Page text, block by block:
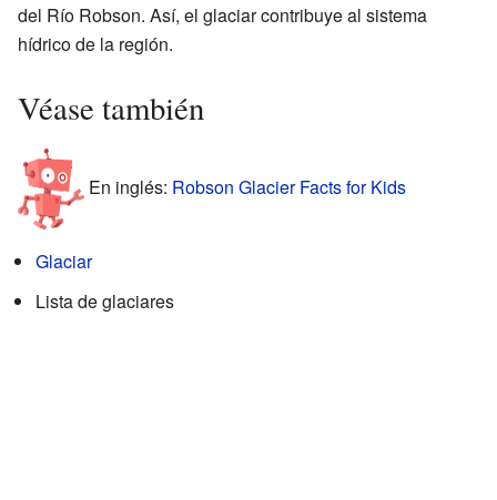
del Río Robson. Así, el glaciar contribuye al sistema
hídrico de la región.
Véase también
En inglés: Robson Glacier Facts for Kids
Glaciar
Lista de glaciares